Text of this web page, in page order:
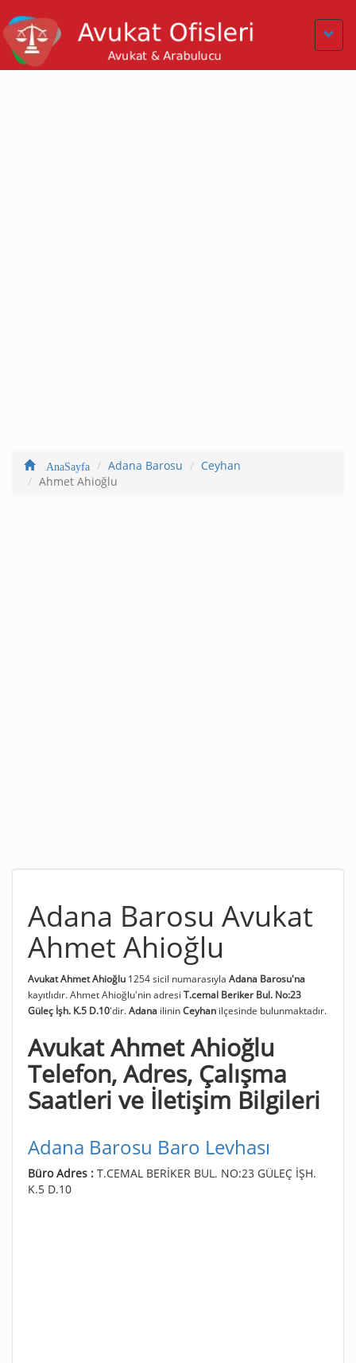
AnaSayfa Adana Barosu
Ceyhan
Ahmet Ahioğlu
Adana Barosu Avukat
Ahmet Ahioğlu
Avukat Ahmet Ahioğlu 1254 sicil numarasıyla Adana Barosu'na
kayıtlıdır. Ahmet Ahioğlu'nin adresi T.cemal Beriker Bul. No:23
Güleç İşh. K.5 D.10'dir. Adana ilininCeyhan ilçesinde bulunmaktadır.
Avukat Ahmet Ahioğlu
Telefon, Adres, Çalışma
Saatleri ve İletişim Bilgileri
Adana Barosu Baro Levhası
Büro Adres : T.CEMAL BERİKER BUL. NO:23 GÜLEÇ İŞH.
K.5 D.10